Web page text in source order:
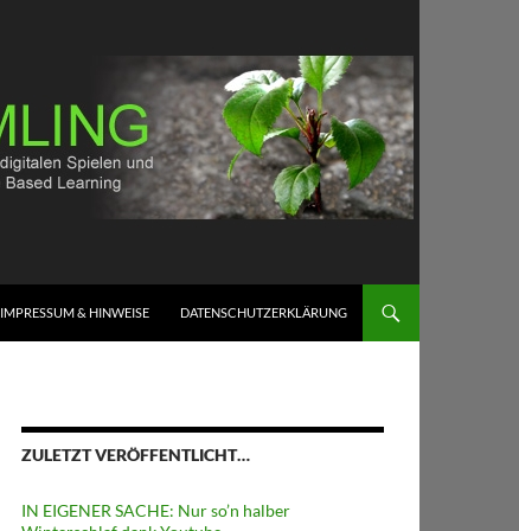
IMPRESSUM & HINWEISE DATENSCHUTZERKLÄRUNG
ZULETZT VERÖFFENTLICHT…
IN EIGENER SACHE: Nur so’n halber